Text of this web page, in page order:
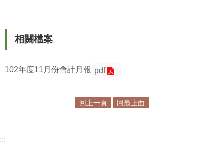
參
展
相關檔案
102年度11月份會計月報 pdf
回上一頁 回最上面
:::